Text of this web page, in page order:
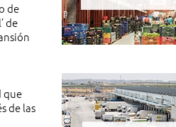
de
de
que
de las